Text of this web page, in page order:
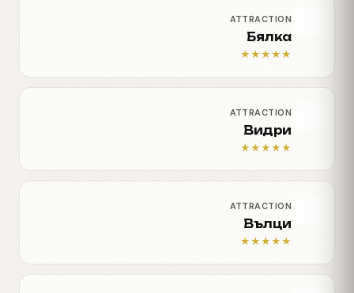
ATTRACTION
Бялка
★
★
★
★
★
ATTRACTION
Видри
★
★
★
★
★
ATTRACTION
Вълци
★
★
★
★
★